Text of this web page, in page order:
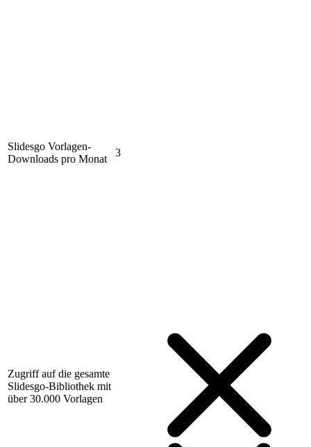
Slidesgo Vorlagen-
Downloads pro Monat
3
Zugriff auf die gesamte
Slidesgo-Bibliothek mit
über 30.000 Vorlagen